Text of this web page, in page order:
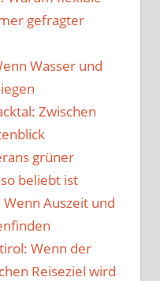
gefragter
Wasser und
Zwischen
grüner
beliebt ist
Auszeit und
Wenn der
Reiseziel wird